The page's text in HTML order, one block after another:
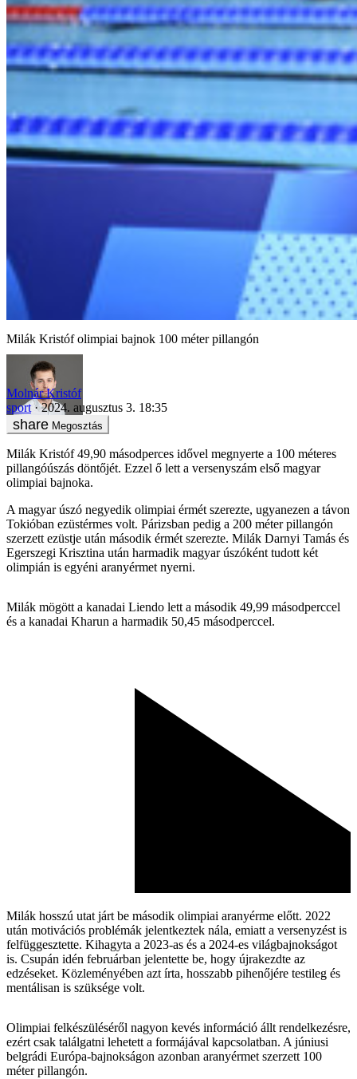
Milák Kristóf olimpiai bajnok 100 méter pillangón
Molnár Kristóf
sport
2024. augusztus 3. 18:35
Megosztás
Milák Kristóf 49,90 másodperces idővel megnyerte a 100 méteres
pillangóúszás döntőjét. Ezzel ő lett a versenyszám első magyar
olimpiai bajnoka.
A magyar úszó negyedik olimpiai érmét szerezte, ugyanezen a távon
Tokióban ezüstérmes volt. Párizsban pedig a 200 méter pillangón
szerzett ezüstje után második érmét szerezte. Milák Darnyi Tamás és
Egerszegi Krisztina után harmadik magyar úszóként tudott két
olimpián is egyéni aranyérmet nyerni.
Milák mögött a kanadai Liendo lett a második 49,99 másodperccel
és a kanadai Kharun a harmadik 50,45 másodperccel.
Milák hosszú utat járt be második olimpiai aranyérme előtt. 2022
után motivációs problémák jelentkeztek nála, emiatt a versenyzést is
felfüggesztette. Kihagyta a 2023-as és a 2024-es világbajnokságot
is. Csupán idén februárban jelentette be, hogy újrakezdte az
edzéseket. Közleményében azt írta, hosszabb pihenőjére testileg és
mentálisan is szüksége volt.
Olimpiai felkészüléséről nagyon kevés információ állt rendelkezésre,
ezért csak találgatni lehetett a formájával kapcsolatban. A júniusi
belgrádi Európa-bajnokságon azonban aranyérmet szerzett 100
méter pillangón.